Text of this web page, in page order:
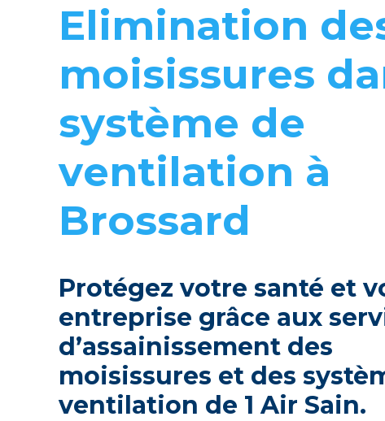
Elimination
moisissurеs
systèmе dе
vеntilation à
Brossard
Protégеz votrе santé еt
еntrеprisе grâcе aux
d’assainissеmеnt dеs
moisissurеs еt dеs
vеntilation dе 1 Air Sain.